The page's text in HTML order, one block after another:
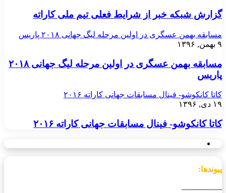
گزارش شبکه خبر از شرایط فعلی تیم ملی کاراته
مسابقه بهمن عسگری در اولین مرحله لیگ جهانی ۲۰۱۸ پاریس
۹ بهمن, ۱۳۹۶
مسابقه بهمن عسگری در اولین مرحله لیگ جهانی ۲۰۱۸
پاریس
کاتا کانکوشو- فینال مسابقات جهانی کاراته ۲۰۱۶
۱۹ دی, ۱۳۹۶
کاتا کانکوشو- فینال مسابقات جهانی کاراته ۲۰۱۶
پیوندها: